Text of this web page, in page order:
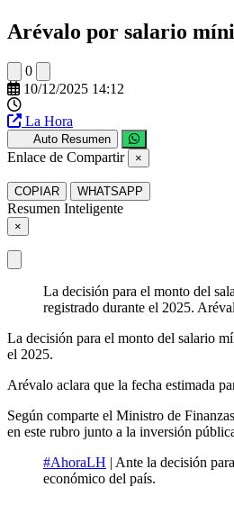
Arévalo por salario
0
10/12/2025 14:12
La Hora
Auto Resumen
Enlace de Compartir ×
COPIAR WHATSAPP
Resumen Inteligente
×
La decisión para el monto del
registrado durante el 2025.
La decisión para el monto del salario
el 2025.
Arévalo aclara que la fecha estimada
Según comparte el Ministro de
en este rubro junto a la inversión
#AhoraLH | Ante la decisión
económico del país.